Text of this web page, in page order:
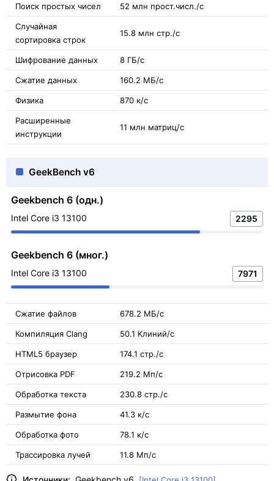
Поиск простых чисел 52 млн прост.числ./с
Случайная
сортировка строк
15.8 млн стр./с
Шифрование данных 8 ГБ/с
Сжатие данных 160.2 МБ/с
Физика 870 к/с
Расширенные
инструкции
11 млн матриц/с
GeekBench v6
Geekbench 6 (одн.)
Intel Core i3 13100 2295
Geekbench 6 (мног.)
Intel Core i3 13100 7971
Сжатие файлов 678.2 МБ/с
Компиляция Clang 50.1 Kлиний/с
HTML5 браузер 174.1 стр./с
Отрисовка PDF 219.2 Мп/с
Обработка текста 230.8 стр./с
Размытие фона 41.3 к/с
Обработка фото 78.1 к/с
Трассировка лучей 11.8 Мп/с